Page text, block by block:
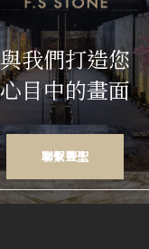
與我們打造您
心目中的畫面
聯繫豐聖